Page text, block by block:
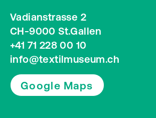
Vadianstrasse 2
CH-9000 St.Gallen
+41 71 228 00 10
info@textilmuseum.ch
Google Maps